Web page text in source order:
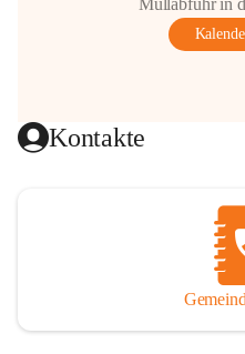
Müllabfuhr in
Kontakte